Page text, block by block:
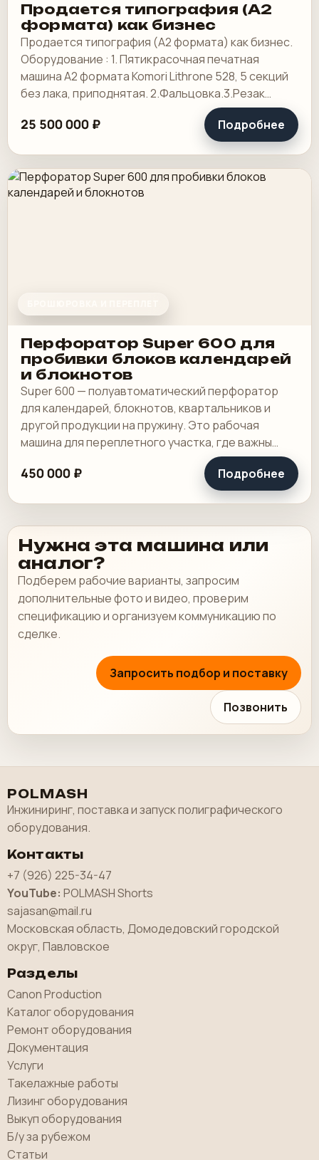
Продается типография (А2
формата) как бизнес
Продается типография (А2 формата) как бизнес.
Оборудование : 1. Пятикрасочная печатная
машина А2 формата Komori Lithrone 528, 5 секций
без лака, приподнятая. 2.Фальцовка.3.Резак
4.КБС, 5. Ламинотор, СТР. Погрузчик.
25 500 000 ₽ Подробнее
Перфоратор Super 600 для
пробивки блоков календарей
и блокнотов
Super 600 — полуавтоматический перфоратор
для календарей, блокнотов, квартальников и
другой продукции на пружину. Это рабочая
машина для переплетного участка, где важны
широкая зона пробивки, быстрая смена
инструмента и.
450 000 ₽ Подробнее
Нужна эта машина или
аналог?
Подберем рабочие варианты, запросим
дополнительные фото и видео, проверим
спецификацию и организуем коммуникацию по
сделке.
Запросить подбор и поставку
Позвонить
POLMASH
Инжиниринг, поставка и запуск полиграфического
оборудования.
Контакты
+7 (926) 225-34-47
YouTube: POLMASH Shorts
sajasan@mail.ru
Московская область, Домодедовский городской
округ, Павловское
Разделы
Canon Production
Каталог оборудования
Ремонт оборудования
Документация
Услуги
Такелажные работы
Лизинг оборудования
Выкуп оборудования
Б/у за рубежом
Статьи